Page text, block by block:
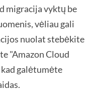
migracija vyktų be
vėliau gali
nuolat stebėkite
"Amazon Cloud
galėtumėte